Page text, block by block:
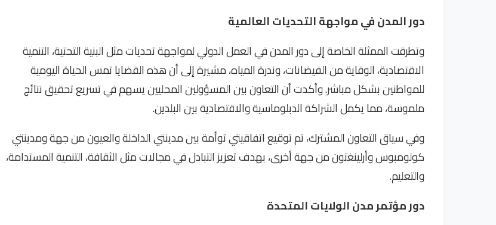
دور المدن في مواجهة التحديات العالمية
وتطرقت الممثلة الخاصة إلى دور المدن في العمل الدولي لمواجهة تحديات مثل البنية التحتية، التنمية
الاقتصادية، الوقاية من الفيضانات، وندرة المياه، مشيرة إلى أن هذه القضايا تمس الحياة اليومية
للمواطنين بشكل مباشر. وأكدت أن التعاون بين المسؤولين المحليين يسهم في تسريع تحقيق نتائج
ملموسة، مما يكمل الشراكة الدبلوماسية والاقتصادية بين البلدين.
وفي سياق التعاون المشترك، تم توقيع اتفاقيتي توأمة بين مدينتي الداخلة والعيون من جهة ومدينتي
كولومبوس وأرلينغتون من جهة أخرى، بهدف تعزيز التبادل في مجالات مثل الثقافة، التنمية المستدامة،
والتعليم.
دور مؤتمر مدن الولايات المتحدة